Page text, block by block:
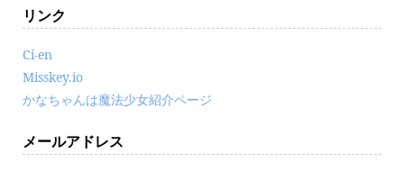
リンク
Ci-en
Misskey.io
かなちゃんは魔法少女紹介ページ
メールアドレス